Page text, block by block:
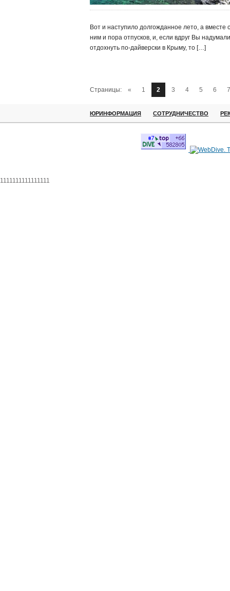
Вот и наступило долгожданное лето, а вместе с
ним и пора отпусков, и, если вдруг Вы надумали
отдохнуть по-дайверски в Крыму, то […]
Страницы: « 1 2 3 4 5 6 7
ЮРИНФОРМАЦИЯ СОТРУДНИЧЕСТВО
1111111111111111